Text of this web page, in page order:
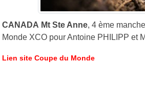
CANADA Mt Ste Anne, 4 ème
Monde XCO pour Antoine PHILIPP et
Lien site Coupe du Monde